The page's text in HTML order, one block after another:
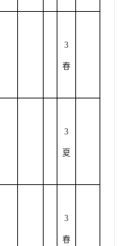
3
春
3
夏
3
春